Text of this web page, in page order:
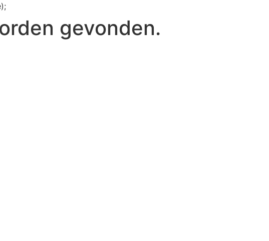
gevonden.